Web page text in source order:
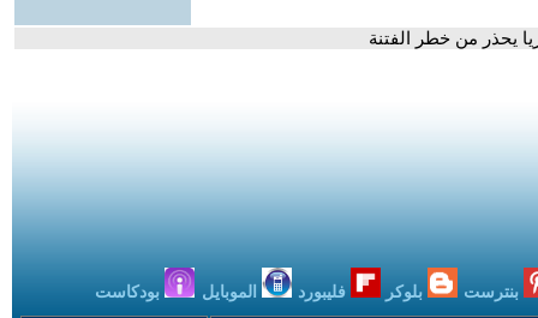
يحذر من خطر الفتنة
بنترست بلوكر فليبورد الموبايل بودكاست